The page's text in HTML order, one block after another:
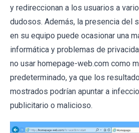
y redireccionan a los usuarios a
dudosos. Además, la presencia del
en su equipo puede ocasionar una
informática y problemas de
no usar homepage-web.com como
predeterminado, ya que los
mostrados podrían apuntar a
publicitario o malicioso.